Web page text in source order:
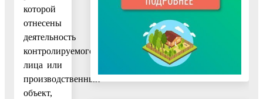
которой
отнесены
деятельность
контролируемого
лица или
производственный
объект,